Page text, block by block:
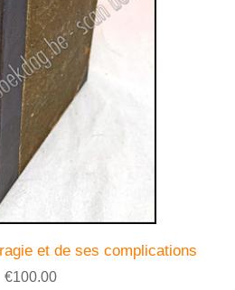
et de ses complications
€100.00